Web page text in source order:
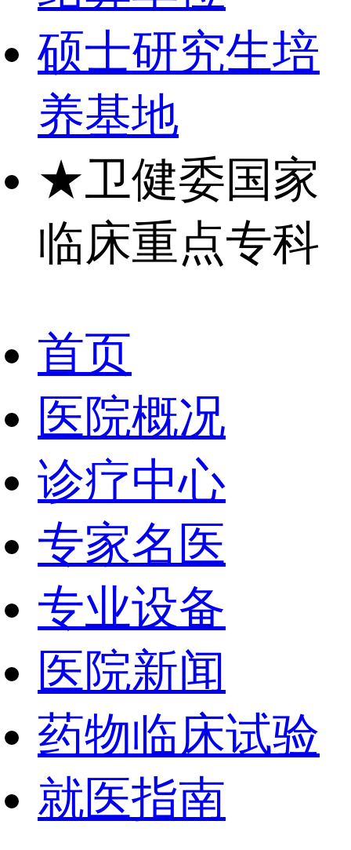
硕士研究生培
养基地
★卫健委国家
临床重点专科
首页
医院概况
诊疗中心
专家名医
专业设备
医院新闻
药物临床试验
就医指南